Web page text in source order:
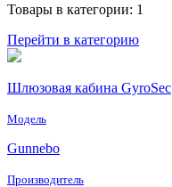
Товары в категории: 1
Перейти в категорию
Шлюзовая кабина GyroSec
Модель
Gunnebo
Производитель